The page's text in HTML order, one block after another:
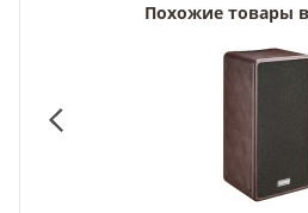
Похожие товары